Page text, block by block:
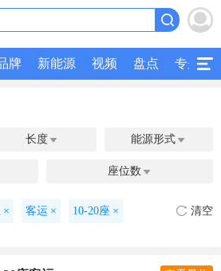
牌 新能源 视频 盘点 专题
长度  能源形式 
座位数 
× 客运 × 10-20座 × 清空